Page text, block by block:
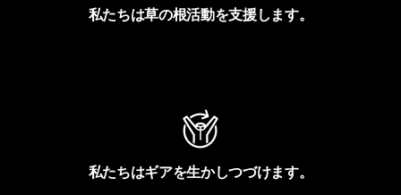
私たちは草の根活動を支援します。
私たちはギアを生かしつづけます。